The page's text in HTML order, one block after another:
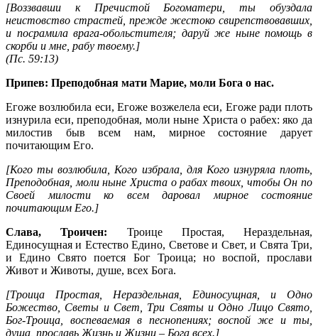
[Воззвавши к Пречистой Богоматери, ты обуздала
неистовство страстей, прежде жестоко свирепствовавших,
и посрамила врага-обольстителя; даруй же ныне помощь в
скорби и мне, рабу твоему.]
(Пс. 59:13)
Припев: Преподобная мати Марие, моли Бога о нас.
Егоже возлюбила еси, Егоже возжелела еси, Егоже ради плоть
изнурила еси, преподобная, моли ныне Христа о рабех: яко да
милостив быв всем нам, мирное состояние дарует
почитающим Его.
[Кого ты возлюбила, Кого избрала, для Кого изнуряла плоть,
Преподобная, моли ныне Христа о рабах твоих, чтобы Он по
Своей милости ко всем даровал мирное состояние
почитающим Его.]
Слава, Троичен:
Троице Простая, Нераздельная,
Единосущная и Естество Едино, Светове и Свет, и Свята Три,
и Едино Свято поется Бог Троица; но воспой, прослави
Живот и Животы, душе, всех Бога.
[Троица Простая, Нераздельная, Единосущная, и Одно
Божество, Светы и Свет, Три Святы и Одно Лицо Свято,
Бог-Троица, воспеваемая в песнопениях; воспой же и ты,
душа, прославь Жизнь и Жизни – Бога всех.]